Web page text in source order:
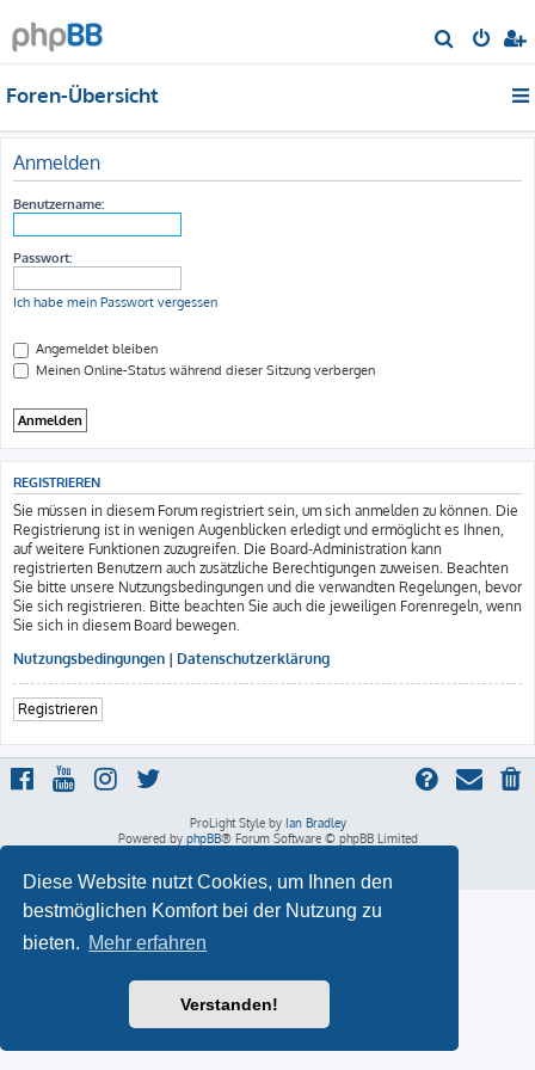
Diese Website nutzt Cookies, um Ihnen den
bestmöglichen Komfort bei der Nutzung zu
bieten. Mehr erfahren
Verstanden!
u
Foren-Übersicht
Anmelden
Benutzername:
Passwort:
Ich habe mein Passwort vergessen
Angemeldet bleiben
Meinen Online-Status während dieser Sitzung verbergen
REGISTRIEREN
Sie müssen in diesem Forum registriert sein, um sich anmelden zu können. Die
Registrierung ist in wenigen Augenblicken erledigt und ermöglicht es Ihnen,
auf weitere Funktionen zuzugreifen. Die Board-Administration kann
registrierten Benutzern auch zusätzliche Berechtigungen zuweisen. Beachten
Sie bitte unsere Nutzungsbedingungen und die verwandten Regelungen, bevor
Sie sich registrieren. Bitte beachten Sie auch die jeweiligen Forenregeln, wenn
Sie sich in diesem Board bewegen.
Nutzungsbedingungen | Datenschutzerklärung
Registrieren
ProLight Style by Ian Bradley
Powered by phpBB® Forum Software © phpBB Limited